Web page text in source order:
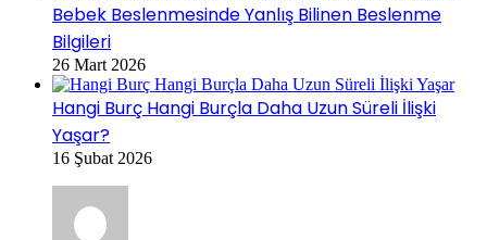
Bebek Beslenmesinde Yanlış Bilinen Beslenme
Bilgileri
26 Mart 2026
Hangi Burç Hangi Burçla Daha Uzun Süreli İlişki
Yaşar?
16 Şubat 2026